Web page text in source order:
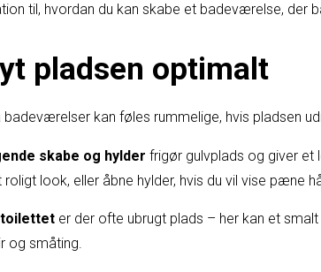
til, hvordan du kan skabe et badeværelse, der
pladsen optimalt
badeværelser kan føles rummelige, hvis pladsen
skabe og hylder frigør gulvplads og giver et
roligt look, eller åbne hylder, hvis du vil vise pæne
er der ofte ubrugt plads – her kan et
og småting.